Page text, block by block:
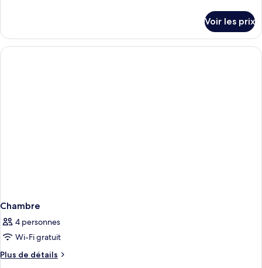
with
Jacuzzi
le
type
de
Voir les prix
Chambre
4 personnes
Wi-Fi gratuit
Plus de détails
Plus